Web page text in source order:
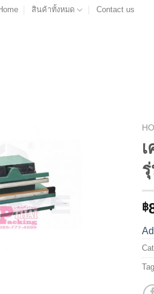
สินค้าทั้งหมด Contact us
฿